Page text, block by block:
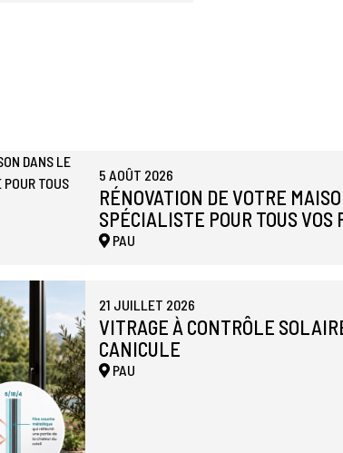
5 AOÛT 2026
RÉNOVATION DE VOTRE
SPÉCIALISTE POUR TOUS VOS
PAU
21 JUILLET 2026
VITRAGE À CONTRÔLE
CANICULE
PAU